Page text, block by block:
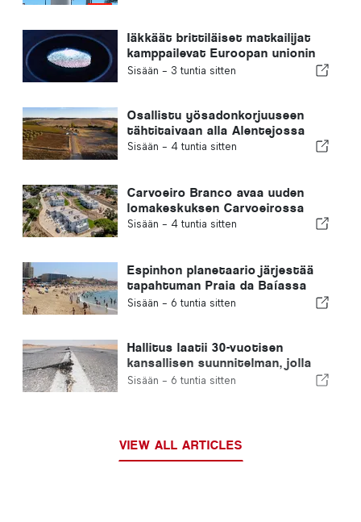
Iäkkäät brittiläiset matkailijat
kamppailevat Euroopan unionin
uusien sormenjälkitarkastusten
Sisään - 3 tuntia sitten
Osallistu yösadonkorjuuseen
tähtitaivaan alla Alentejossa
Sisään - 4 tuntia sitten
Carvoeiro Branco avaa uuden
lomakeskuksen Carvoeirossa
Sisään - 4 tuntia sitten
Espinhon planetaario järjestää
tapahtuman Praia da Baíassa
Portugalissa tapahtuvan
Sisään - 6 tuntia sitten
Hallitus laatii 30-vuotisen
kansallisen suunnitelman, jolla
pyritään parantamaan Portugalin
Sisään - 6 tuntia sitten
VIEW ALL ARTICLES